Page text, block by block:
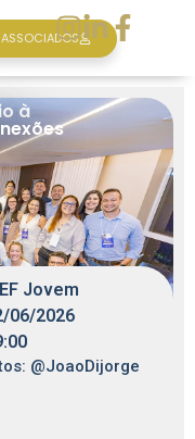
ASSOCIADOS
à
Jovem
06/2026
@JoaoDijorge